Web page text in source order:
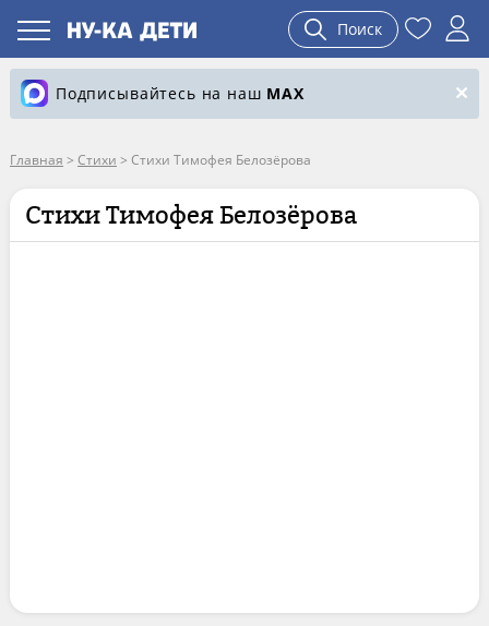
Поиск
Подписывайтесь на наш MAX
Главная > Стихи > Стихи Тимофея Белозёрова
Стихи Тимофея Белозёрова